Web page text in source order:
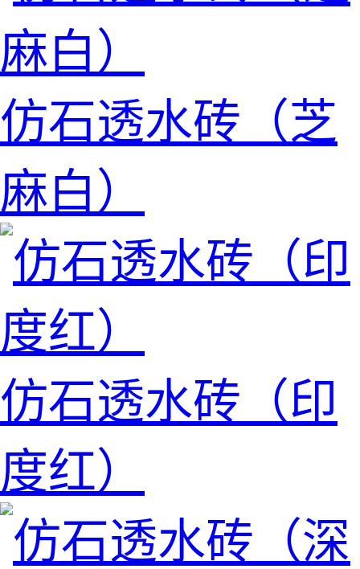
仿石透水砖（芝
麻白）
仿石透水砖（印
度红）